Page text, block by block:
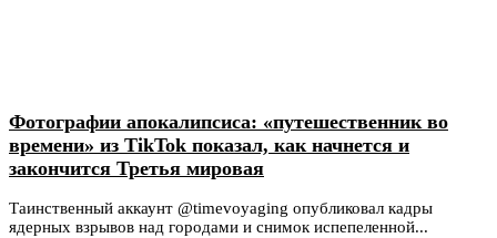
Фотографии апокалипсиса: «путешественник во
времени» из TikTok показал, как начнется и
закончится Третья мировая
Таинственный аккаунт @timevoyaging опубликовал кадры
ядерных взрывов над городами и снимок испепеленной...